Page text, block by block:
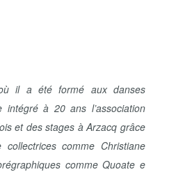
il a été formé aux danses
à 20 ans l’association
et des stages à Arzacq grâce
comme Christiane
comme Quoate e